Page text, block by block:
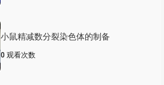
小鼠精减数分裂染色体的制备
0 观看次数